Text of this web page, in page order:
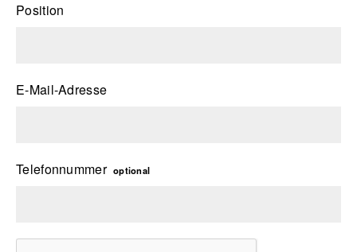
Position
E-Mail-Adresse
Telefonnummer optional